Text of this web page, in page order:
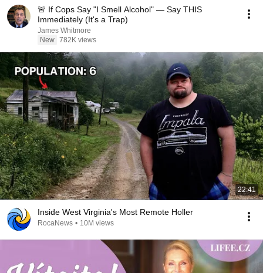
🚨 If Cops Say "I Smell Alcohol" — Say THIS
Immediately (It's a Trap)
James Whitmore
New 782K views
22:41
Inside West Virginia's Most Remote Holler
RocaNews • 10M views